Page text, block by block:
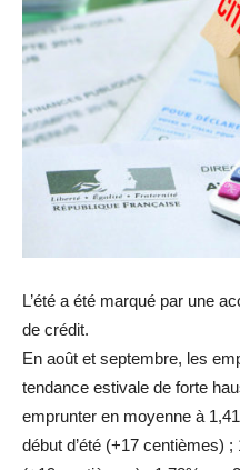
L’été a été marqué par une
de crédit.
En août et septembre, les
tendance estivale de forte
emprunter en moyenne à
début d’été (+17 centièmes)